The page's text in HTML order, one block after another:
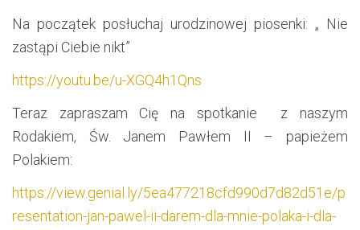
Na początek posłuchaj urodzinowej piosenki: „ Nie
zastąpi Ciebie nikt”
https://youtu.be/u-XGQ4h1Qns
Teraz zapraszam Cię na spotkanie z naszym
Rodakiem, Św. Janem Pawłem II – papieżem
Polakiem:
https://view.genial.ly/5ea477218cfd990d7d82d51e/p
resentation-jan-pawel-ii-darem-dla-mnie-polaka-i-dla-